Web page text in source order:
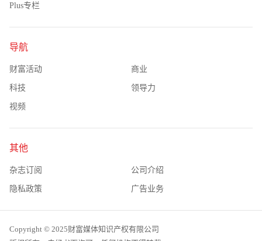
Plus专栏
导航
财富活动 商业
科技 领导力
视频
其他
杂志订阅 公司介绍
隐私政策 广告业务
Copyright © 2025财富媒体知识产权有限公司